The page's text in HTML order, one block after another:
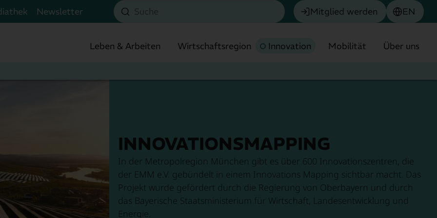
Datenschutzeinstellungen
Zum Hauptinhalt springen
Newsletter Suche Mitglied werden EN
Leben & Arbeiten
und Wissenschaft
Wirtschaftsregion
Luft & Raumfahrt
Chemie
Biotech & Pharma
Umwelttechnologie
Innovation
Startup- und Gründerszene
Mobilität
& Dritte Arbeitsorte
Internationale Bauausstellung Metropolregion München
Über uns
Profile der Mitgliedslandkreise- und städteINNOVATIONSMAPPING
In der Metropolregion München gibt es über 600 Innovationszentren, die
der EMM e.V. gebündelt in einem Innovations Mapping sichtbar macht. Das
Projekt wurde gefördert durch die Regierung von Oberbayern und durch
das Bayerische Staatsministerium für Wirtschaft, Landesentwicklung und
Energie.